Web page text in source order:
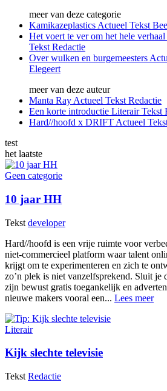
meer van deze categorie
Kamikazeplastics Actueel Tekst
Het voert te ver om het hele
Tekst Redactie
Over wulken en burgemeesters
Elegeert
meer van deze auteur
Manta Ray Actueel Tekst Redactie
Een korte introductie Literair Tekst
Hard//hoofd x DRIFT Actueel
test
het laatste
Geen categorie
10 jaar HH
Tekst developer
Hard//hoofd is een vrije ruimte voor
niet-commercieel platform waar talent
krijgt om te experimenteren en zich te
zo’n plek is niet vanzelfsprekend. Sluit je
zijn bewust gratis toegankelijk en
nieuwe makers vooral een... Lees meer
Literair
Kijk slechte televisie
Tekst Redactie